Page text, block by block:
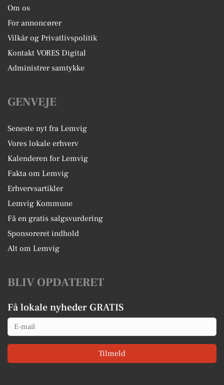
Om os
For annoncører
Vilkår og Privatlivspolitik
Kontakt VORES Digital
Administrer samtykke
GENVEJE
Seneste nyt fra Lemvig
Vores lokale erhverv
Kalenderen for Lemvig
Fakta om Lemvig
Erhvervsartikler
Lemvig Kommune
Få en gratis salgsvurdering
Sponsoreret indhold
Alt om Lemvig
BLIV OPDATERET
Få lokale nyheder GRATIS
Email
Tilmeld